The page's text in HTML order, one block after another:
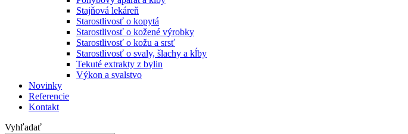
Stajňová lekáreň
Starostlivosť o kopytá
Starostlivosť o kožené výrobky
Starostlivosť o kožu a srsť
Starostlivosť o svaly, šlachy a kĺby
Tekuté extrakty z bylin
Výkon a svalstvo
Novinky
Referencie
Kontakt
Vyhľadať